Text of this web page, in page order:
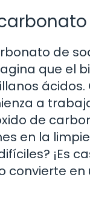
de
que el
a
de
en la
¡Es
convierte